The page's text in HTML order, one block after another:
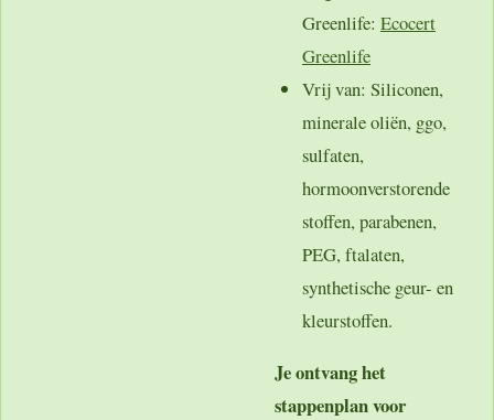
Greenlife: Ecocert
Greenlife
Vrij van: Siliconen,
minerale oliën, ggo,
sulfaten,
hormoonverstorende
stoffen, parabenen,
PEG, ftalaten,
synthetische geur- en
kleurstoffen.
Je ontvang het
stappenplan voor